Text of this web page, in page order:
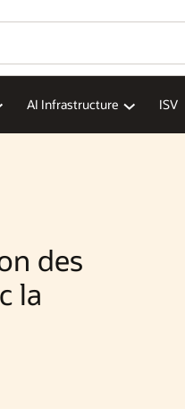
AI Infrastructure ISV
des
la